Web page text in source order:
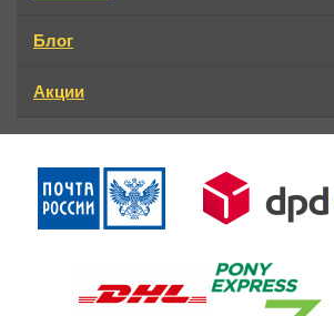
Блог
Акции